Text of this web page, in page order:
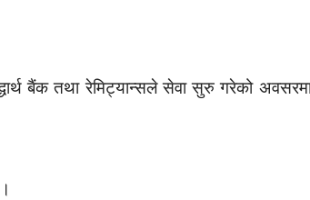
बैंक तथा रेमिट्यान्सले सेवा सुरु गरेको